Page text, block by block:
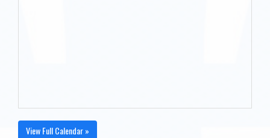
View Full Calendar »